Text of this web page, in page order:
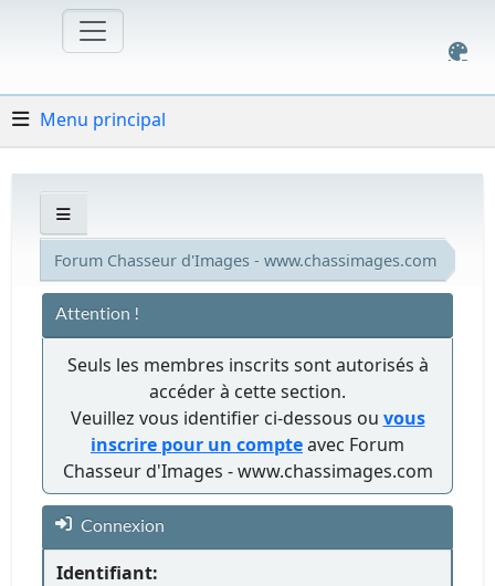
Menu principal
Forum Chasseur d'Images - www.chassimages.com
Attention !
Seuls les membres inscrits sont autorisés à
accéder à cette section.
Veuillez vous identifier ci-dessous ou vous
inscrire pour un compteavec Forum
Chasseur d'Images - www.chassimages.com
Connexion
Identifiant: